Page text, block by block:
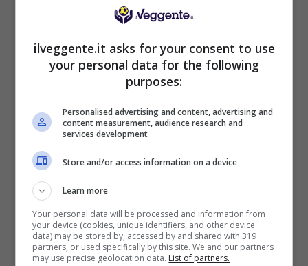
Il pronostico
L’Ecuador ha una qualità nettamente superiore
e sfrutterà la rabbia agonistica accumulata
dopo i tre legni dell’esordio in una sfida in cui
Beccacece imporranno un ritmo insostenibile
per la retroguardia caraibica, assicurando una
vittoria comoda e ricca di gol. Curaçao tende a
reggere l’urto nella prima frazione grazie
all’orgoglio, per poi calare drasticamente alla
distanza. La profondità della rosa ecuadoriana
e il logorio fisico degli uomini di Advocaat
potrebbero trasformare la ripresa in un
monologo della Tricolor. Occhio, dunque, al
ilveggente.it asks for your consent to use
your personal data for the following
purposes:
Personalised advertising and content, advertising and
content measurement, audience research and
services development
Store and/or access information on a device
Learn more
Your personal data will be processed and information from
your device (cookies, unique identifiers, and other device
data) may be stored by, accessed by and shared with 319
partners, or used specifically by this site. We and our partners
may use precise geolocation data. List of partners.